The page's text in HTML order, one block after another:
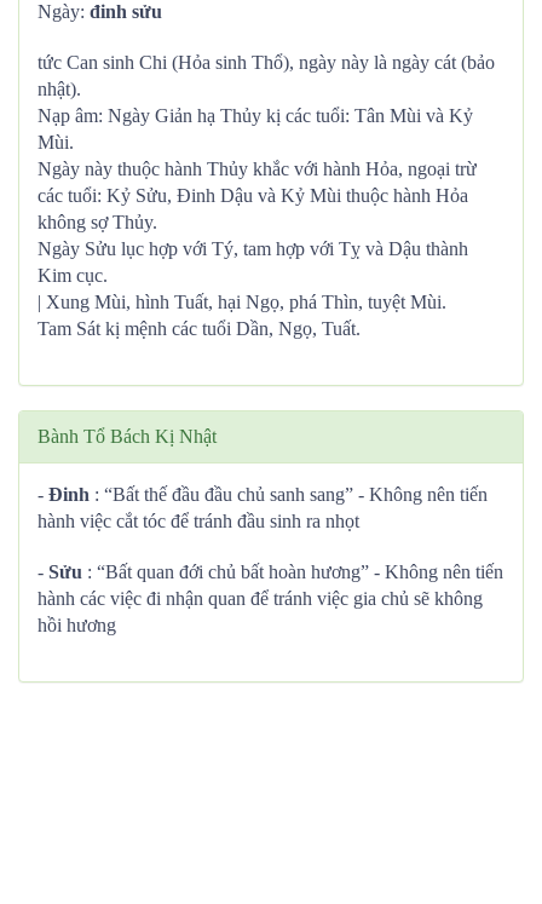
Ngày: đinh sửu
tức Can sinh Chi (Hỏa sinh Thổ), ngày này là ngày cát (bảo
nhật).
Nạp âm: Ngày Giản hạ Thủy kị các tuổi: Tân Mùi và Kỷ
Mùi.
Ngày này thuộc hành Thủy khắc với hành Hỏa, ngoại trừ
các tuổi: Kỷ Sửu, Đinh Dậu và Kỷ Mùi thuộc hành Hỏa
không sợ Thủy.
Ngày Sửu lục hợp với Tý, tam hợp với Tỵ và Dậu thành
Kim cục.
| Xung Mùi, hình Tuất, hại Ngọ, phá Thìn, tuyệt Mùi.
Tam Sát kị mệnh các tuổi Dần, Ngọ, Tuất.
Bành Tổ Bách Kị Nhật
- Đinh : “Bất thế đầu đầu chủ sanh sang” - Không nên tiến
hành việc cắt tóc để tránh đầu sinh ra nhọt
- Sửu : “Bất quan đới chủ bất hoàn hương” - Không nên tiến
hành các việc đi nhận quan để tránh việc gia chủ sẽ không
hồi hương